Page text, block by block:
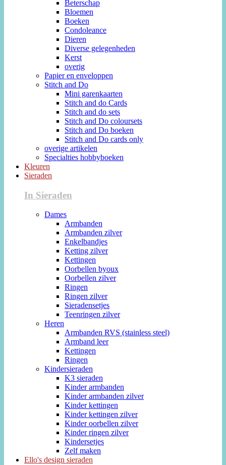
Beterschap
Bloemen
Boeken
Condoleance
Dieren
Diverse gelegenheden
Kerst
overig
Papier en enveloppen
Stitch and Do
Mini garenkaarten
Stitch and do Cards
Stitch and do sets
Stitch and Do coloursets
Stitch and Do boeken
Stitch and Do cards only
overige artikelen
Specialties hobbyboeken
Kleuren
Sieraden
In Sieraden
Dames
Armbanden
Armbanden zilver
Enkelbandjes
Ketting zilver
Kettingen
Oorbellen byoux
Oorbellen zilver
Ringen
Ringen zilver
Sieradensetjes
Teenringen zilver
Heren
Armbanden RVS (stainless steel)
Armband leer
Kettingen
Ringen
Kindersieraden
K3 sieraden
Kinder armbanden
Kinder armbanden zilver
Kinder kettingen
Kinder kettingen zilver
Kinder oorbellen zilver
Kinder ringen zilver
Kindersetjes
Zelf maken
Ello's design sieraden